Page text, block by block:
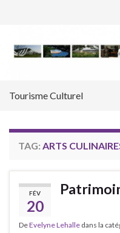
Tourisme Culturel
TAG: ARTS
FÉV
20
DeEvelyne Lehalle dans la